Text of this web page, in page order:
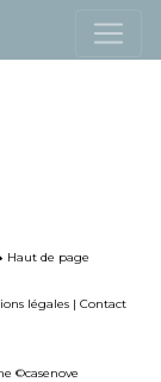
Haut de page
légales | Contact
©casenove